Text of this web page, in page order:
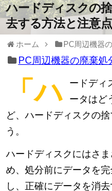
ハードディスクの
去する方法と注意点
ホーム PC周辺機器
PC周辺機器の廃棄処
「ハ
ードディ
ータはど
ど、ハードディスクの
う。
ハードディスクにはさ
め、処分前にデータを
し、正確にデータを消